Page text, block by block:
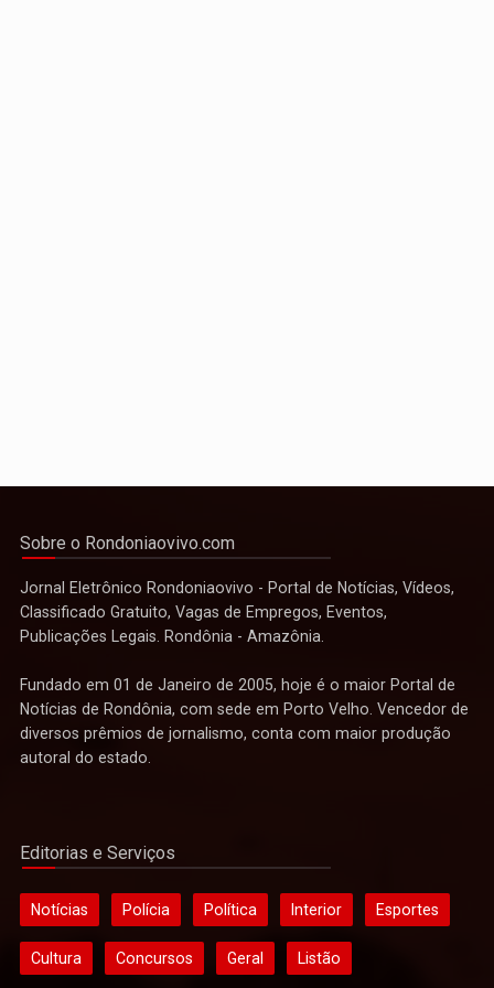
Sobre o Rondoniaovivo.com
Jornal Eletrônico Rondoniaovivo - Portal de Notícias, Vídeos,
Classificado Gratuito, Vagas de Empregos, Eventos,
Publicações Legais. Rondônia - Amazônia.
Fundado em 01 de Janeiro de 2005, hoje é o maior Portal de
Notícias de Rondônia, com sede em Porto Velho. Vencedor de
diversos prêmios de jornalismo, conta com maior produção
autoral do estado.
Editorias e Serviços
Notícias Polícia Política Interior Esportes
Cultura Concursos Geral Listão